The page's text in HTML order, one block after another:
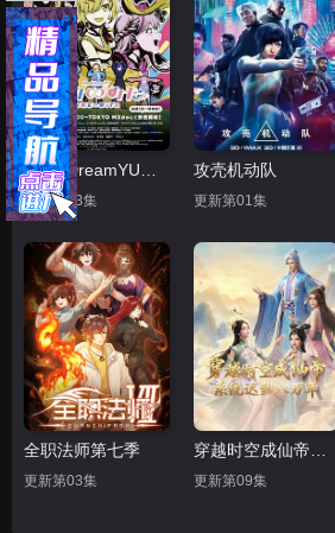
更新第03集
攻壳机动队
更新第01集
全职法师第七季
更新第03集 更新第09集